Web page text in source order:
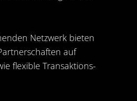
Netzwerk bieten
auf
flexible Transaktions-